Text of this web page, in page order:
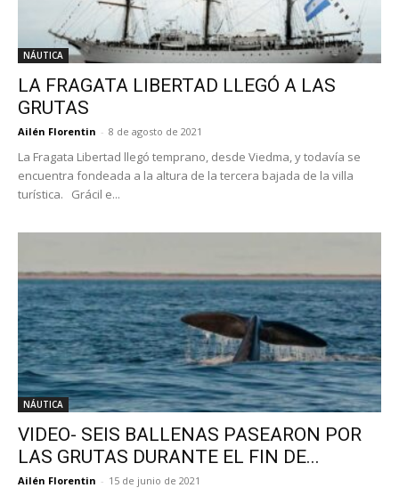
NÁUTICA
LA FRAGATA LIBERTAD LLEGÓ A LAS
GRUTAS
Ailén Florentin - 8 de agosto de 2021
La Fragata Libertad llegó temprano, desde Viedma, y todavía se
encuentra fondeada a la altura de la tercera bajada de la villa
turística. Grácil e...
NÁUTICA
VIDEO- SEIS BALLENAS PASEARON POR
LAS GRUTAS DURANTE EL FIN DE...
Ailén Florentin - 15 de junio de 2021